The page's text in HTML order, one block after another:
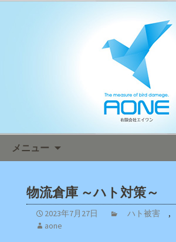
エイワン オフィシ
メニュー
物流倉庫 ～ハト対策～
2023年7月27日 ハト被害 ,
aone